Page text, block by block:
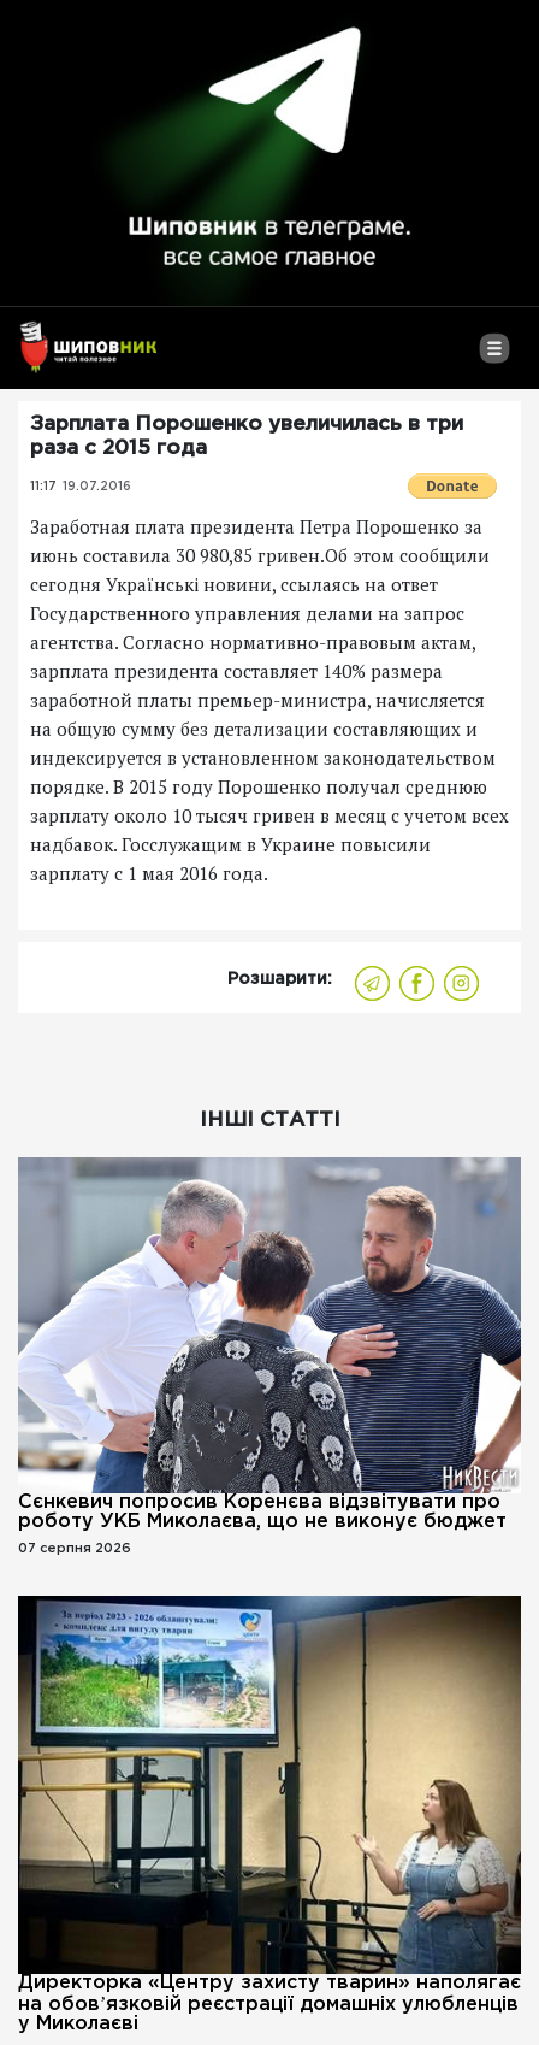
Зарплата Порошенко увеличилась в три
раза с 2015 года
11:17 19.07.2016
Заработная плата президента Петра Порошенко за
июнь составила 30 980,85 гривен.Об этом сообщили
сегодня Українські новини, ссылаясь на ответ
Государственного управления делами на запрос
агентства. Согласно нормативно-правовым актам,
зарплата президента составляет 140% размера
заработной платы премьер-министра, начисляется
на общую сумму без детализации составляющих и
индексируется в установленном законодательством
порядке. В 2015 году Порошенко получал среднюю
зарплату около 10 тысяч гривен в месяц с учетом всех
надбавок. Госслужащим в Украине повысили
зарплату с 1 мая 2016 года.
Розшарити:
ІНШІ СТАТТІ
Сєнкевич попросив Коренєва відзвітувати про
роботу УКБ Миколаєва, що не виконує бюджет
07 серпня 2026
Директорка «Центру захисту тварин» наполягає
на обовʼязковій реєстрації домашніх улюбленців
у Миколаєві